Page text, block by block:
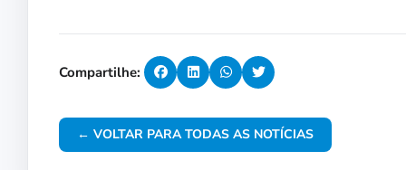
Compartilhe:
← VOLTAR PARA TODAS AS NOTÍCIAS